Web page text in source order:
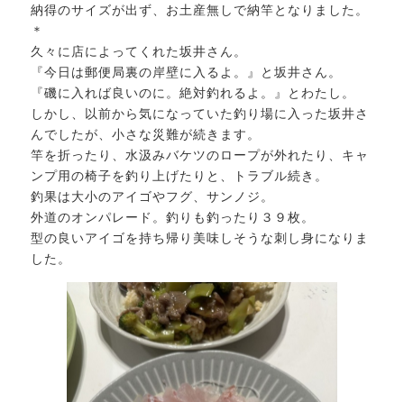
納得のサイズが出ず、お土産無しで納竿となりました。
＊
久々に店によってくれた坂井さん。
『今日は郵便局裏の岸壁に入るよ。』と坂井さん。
『磯に入れば良いのに。絶対釣れるよ。』とわたし。
しかし、以前から気になっていた釣り場に入った坂井さ
んでしたが、小さな災難が続きます。
竿を折ったり、水汲みバケツのロープが外れたり、キャ
ンプ用の椅子を釣り上げたりと、トラブル続き。
釣果は大小のアイゴやフグ、サンノジ。
外道のオンパレード。釣りも釣ったり３９枚。
型の良いアイゴを持ち帰り美味しそうな刺し身になりま
した。